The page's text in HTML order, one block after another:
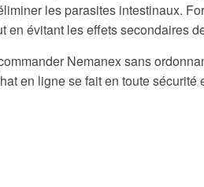
les parasites intestinaux.
en évitant les effets secondaires
Nemanex sans
en ligne se fait en toute